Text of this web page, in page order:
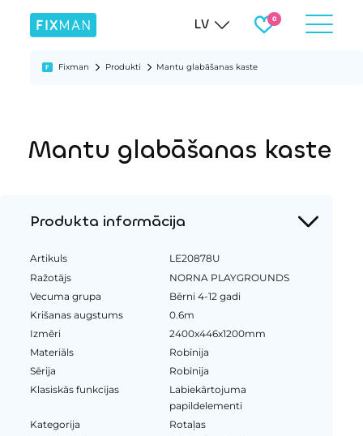
LV
Fixman Produkti Mantu glabāšanas kaste
Mantu glabāšanas kaste
Produkta informācija
Artikuls
LE20878U
Ražotājs
NORNA PLAYGROUNDS
Vecuma grupa
Bērni 4-12 gadi
Krišanas augstums
0.6m
Izmēri
2400x446x1200mm
Materiāls
Robīnija
Sērija
Robīnija
Klasiskās funkcijas
Labiekārtojuma
papildelementi
Kategorija
Rotaļas